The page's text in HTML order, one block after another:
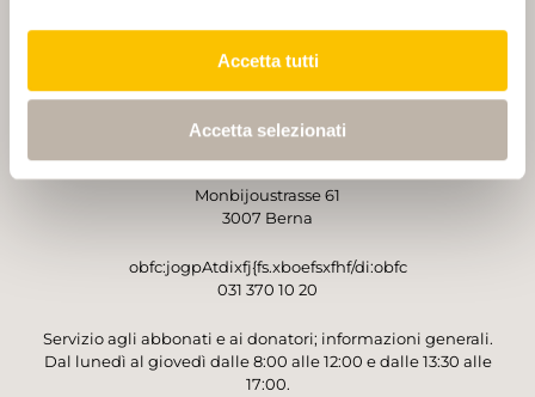
Accetta tutti
Accetta selezionati
GESTORE
Monbijoustrasse 61
3007 Berna
obfc:jogpAtdixfj{fs.xboefsxfhf/di:obfc
031 370 10 20
Servizio agli abbonati e ai donatori; informazioni generali.
Dal lunedì al giovedì dalle 8:00 alle 12:00 e dalle 13:30 alle
17:00.